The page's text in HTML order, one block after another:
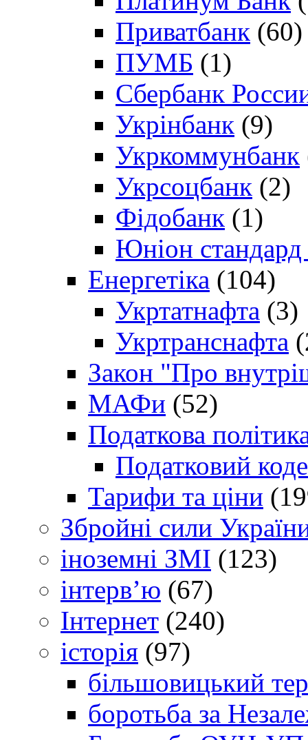
Приватбанк (60)
ПУМБ (1)
Сбербанк
Укрінбанк (9)
Укркоммунбанк
Укрсоцбанк (2)
Фідобанк (1)
Юніон стандард
Енергетіка (104)
Укртатнафта (3)
Укртранснафта
Закон "Про
МАФи (52)
Податкова
Податковий
Тарифи та ціни
Збройні сили
іноземні ЗМІ (123)
інтерв’ю (67)
Інтернет (240)
історія (97)
більшовицький
боротьба за